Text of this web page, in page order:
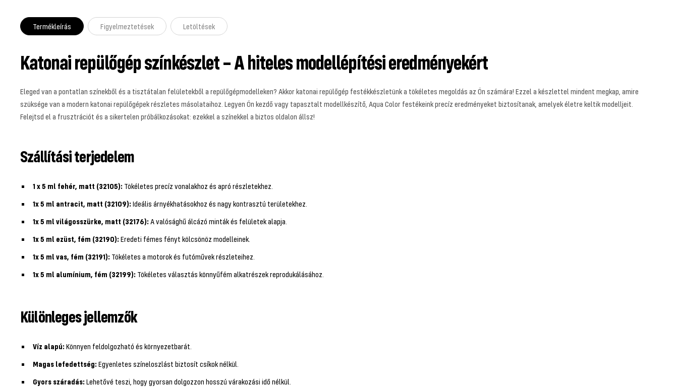
Termékleírás Figyelmeztetések Letöltések
Katonai repülőgép színkészlet – A hiteles modellépítési eredményekért
Eleged van a pontatlan színekből és a tisztátalan felületekből a repülőgépmodelleken? Akkor katonai repülőgép festékkészletünk a tökéletes megoldás az Ön számára! Ezzel a készlettel mindent megkap, amire
szüksége van a modern katonai repülőgépek részletes másolataihoz. Legyen Ön kezdő vagy tapasztalt modellkészítő, Aqua Color festékeink precíz eredményeket biztosítanak, amelyek életre keltik modelljeit.
Felejtsd el a frusztrációt és a sikertelen próbálkozásokat: ezekkel a színekkel a biztos oldalon állsz!
Szállítási terjedelem
1 x 5 ml fehér, matt (32105): Tökéletes precíz vonalakhoz és apró részletekhez.
1x 5 ml antracit, matt (32109): Ideális árnyékhatásokhoz és nagy kontrasztú területekhez.
1x 5 ml világosszürke, matt (32176): A valósághű álcázó minták és felületek alapja.
1x 5 ml ezüst, fém (32190): Eredeti fémes fényt kölcsönöz modelleinek.
1x 5 ml vas, fém (32191): Tökéletes a motorok és futóművek részleteihez.
1x 5 ml alumínium, fém (32199): Tökéletes választás könnyűfém alkatrészek reprodukálásához.
Különleges jellemzők
Víz alapú: Könnyen feldolgozható és környezetbarát.
Magas lefedettség: Egyenletes színeloszlást biztosít csíkok nélkül.
Gyors száradás: Lehetővé teszi, hogy gyorsan dolgozzon hosszú várakozási idő nélkül.